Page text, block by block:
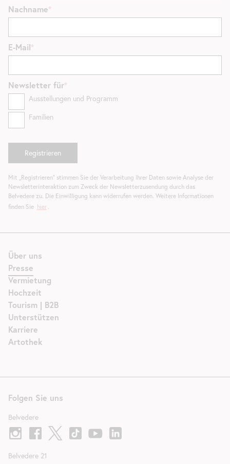
Über uns
Presse
Vermietung
Hochzeit
Tourism | B2B
Unterstützen
Karriere
Artothek
Folgen Sie uns
Belvedere
Belvedere 21
Nachname
E-Mail
Newsletter für
Ausstellungen und Programm
Familien
Mit „Registrieren“ stimmen Sie der Verarbeitung Ihrer Daten sowie Analyse der
Newsletterinteraktion zum Zweck der Newsletterzusendung durch das
Belvedere zu. Die Einwilligung kann widerrufen werden. Weitere Informationen
finden Sie hier .